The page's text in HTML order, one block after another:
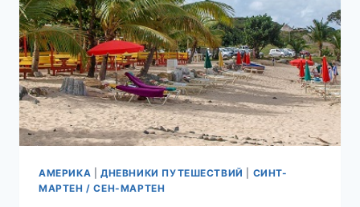
АМЕРИКА ДНЕВНИКИ ПУТЕШЕСТВИЙ
СИНТ-
МАРТЕН / СЕН-МАРТЕН